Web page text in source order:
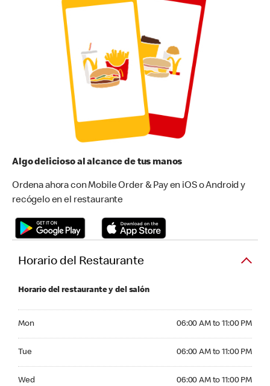
Algo delicioso al alcance de tus manos
Ordena ahora con Mobile Order & Pay en iOS o Android y
recógelo en el restaurante
Horario del Restaurante
Horario del restaurante y del salón
Mon 06:00 AM to 11:00 PM
Tue 06:00 AM to 11:00 PM
Wed 06:00 AM to 11:00 PM